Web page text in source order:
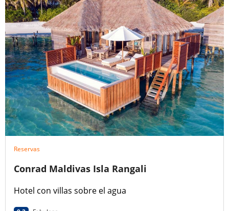
Reservas
Conrad Maldivas Isla Rangali
Hotel con villas sobre el agua